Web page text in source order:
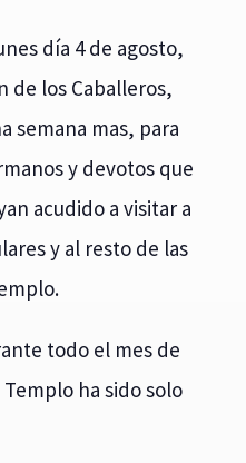
día 4 de agosto,
de los Caballeros,
semana mas, para
y devotos que
acudido a visitar a
y al resto de las
todo el mes de
ha sido solo